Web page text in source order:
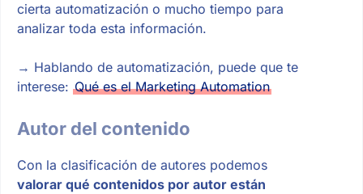
cierta automatización o mucho tiempo para
analizar toda esta información.
→ Hablando de automatización, puede que te
interese: Qué es el Marketing Automation
Autor del contenido
Con la clasificación de autores podemos
valorar qué contenidos por autor están